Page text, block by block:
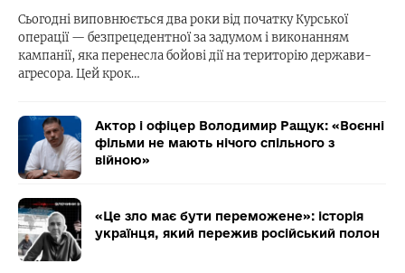
Сьогодні виповнюється два роки від початку Курської
операції — безпрецедентної за задумом і виконанням
кампанії, яка перенесла бойові дії на територію держави-
агресора. Цей крок…
Актор і офіцер Володимир Ращук: «Воєнні
фільми не мають нічого спільного з
війною»
«Це зло має бути переможене»: історія
українця, який пережив російський полон